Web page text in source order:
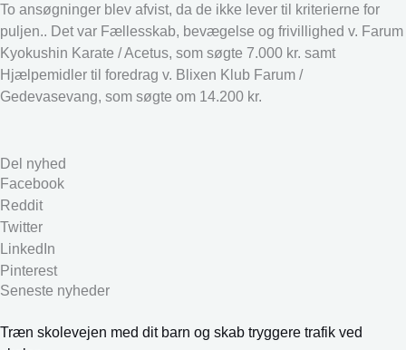
To ansøgninger blev afvist, da de ikke lever til kriterierne for
puljen.. Det var Fællesskab, bevægelse og frivillighed v. Farum
Kyokushin Karate / Acetus, som søgte 7.000 kr. samt
Hjælpemidler til foredrag v. Blixen Klub Farum /
Gedevasevang, som søgte om 14.200 kr.
Del nyhed
Facebook
Reddit
Twitter
LinkedIn
Pinterest
Seneste nyheder
Træn skolevejen med dit barn og skab tryggere trafik ved